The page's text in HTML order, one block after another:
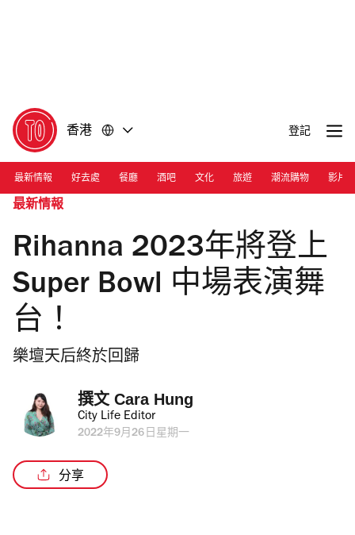
香港 登記
最新情報 好去處 餐廳 酒吧 文化 旅遊 潮流購物 影片
最新情報
Rihanna 2023年將登上
Super Bowl 中場表演舞
台！
樂壇天后終於回歸
撰文 Cara Hung
City Life Editor
2022年9月26日星期一
分享